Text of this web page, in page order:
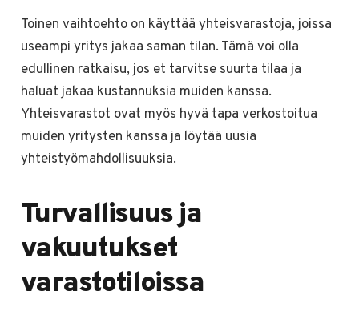
Toinen vaihtoehto on käyttää yhteisvarastoja, joissa
useampi yritys jakaa saman tilan. Tämä voi olla
edullinen ratkaisu, jos et tarvitse suurta tilaa ja
haluat jakaa kustannuksia muiden kanssa.
Yhteisvarastot ovat myös hyvä tapa verkostoitua
muiden yritysten kanssa ja löytää uusia
yhteistyömahdollisuuksia.
Turvallisuus ja
vakuutukset
varastotiloissa